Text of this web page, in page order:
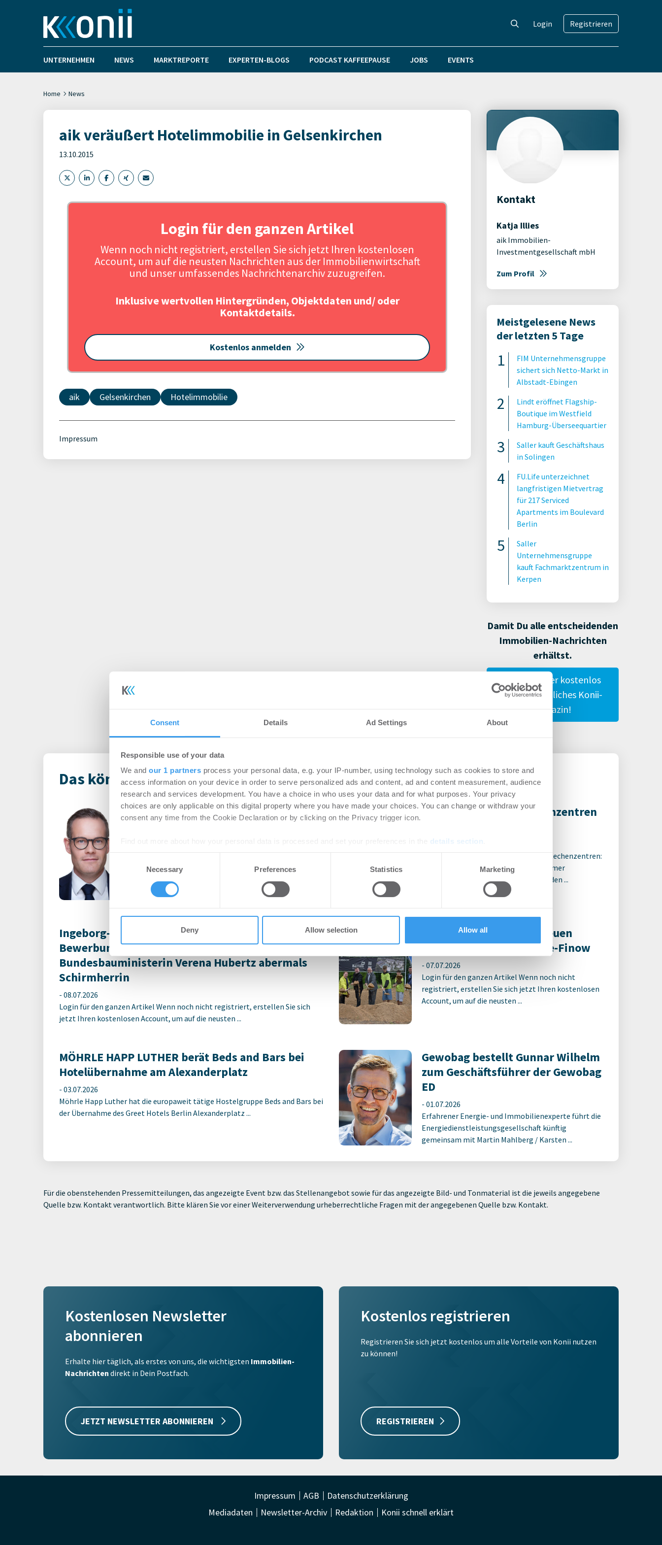
Consent Details Ad Settings About
Responsible use of your data
We and our 1 partners process your personal data, e.g. your IP-number, using technology such as cookies to store and
access information on your device in order to serve personalized ads and content, ad and content measurement, audience
research and services development. You have a choice in who uses your data and for what purposes. Your privacy
choices are only applicable on this digital property where you have made your choices. You can change or withdraw your
consent any time from the Cookie Declaration or by clicking on the Privacy trigger icon.
details section
We use cookies to personalise content and ads, to provide social media features and to analyse our traffic. We also share
other information that you’ve provided to them or that they’ve collected from your use of their services.
Necessary Preferences Statistics Marketing
Deny Allow selection Allow all
Login Registrieren
UNTERNEHMEN NEWS MARKTREPORTE EXPERTEN-BLOGS PODCAST KAFFEEPAUSE JOBS EVENTS
Home News
aik veräußert Hotelimmobilie in Gelsenkirchen
13.10.2015
Login für den ganzen Artikel
Wenn noch nicht registriert, erstellen Sie sich jetzt Ihren kostenlosen
Account, um auf die neusten Nachrichten aus der Immobilienwirtschaft
und unser umfassendes Nachrichtenarchiv zuzugreifen.
Inklusive wertvollen Hintergründen, Objektdaten und/ oder
Kontaktdetails.
Kostenlos anmelden
aik Gelsenkirchen Hotelimmobilie
Impressum
Kontakt
Katja Illies
aik Immobilien-
Investmentgesellschaft mbH
Zum Profil
Meistgelesene News
der letzten 5 Tage
FIM Unternehmensgruppe
sichert sich Netto-Markt in
Albstadt-Ebingen
Lindt eröffnet Flagship-
Boutique im Westfield
Hamburg-Überseequartier
Saller kauft Geschäftshaus
in Solingen
FU.Life unterzeichnet
langfristigen Mietvertrag
für 217 Serviced
Apartments im Boulevard
Berlin
Saller
Unternehmensgruppe
kauft Fachmarktzentrum in
Kerpen
Damit Du alle entscheidenden
Immobilien-Nachrichten
erhältst.
Gestalte hier kostenlos
Dein persönliches Konii-
Magazin!
Das könnte Dich auch interessieren
Principal Asset Management
ernennt Daniel Maric zum Leiter
Login für den ganzen Artikel Wenn noch nicht
registriert, erstellen Sie sich jetzt Ihren kostenlosen
Account, um auf die neusten ...
Rekordhitze setzt Rechenzentren
31.07.2026
Anhaltende Hitze wird zum Risiko für Rechenzentren:
Steigende Außentemperaturen und immer
leistungsfähigere IT-Systeme treiben den ...
Ingeborg-Warschke-Nachwuchspreis 2026 –
Bewerbung bis 2. August möglich –
Bundesbauministerin Verena Hubertz abermals
Schirmherrin
- 08.07.2026
Login für den ganzen Artikel Wenn noch nicht registriert, erstellen Sie sich
jetzt Ihren kostenlosen Account, um auf die neusten ...
Erster Spatenstich für neuen
Schulcampus Eberswalde-Finow
- 07.07.2026
Login für den ganzen Artikel Wenn noch nicht
registriert, erstellen Sie sich jetzt Ihren kostenlosen
Account, um auf die neusten ...
MÖHRLE HAPP LUTHER berät Beds and Bars bei
Hotelübernahme am Alexanderplatz
- 03.07.2026
Möhrle Happ Luther hat die europaweit tätige Hostelgruppe Beds and Bars bei
der Übernahme des Greet Hotels Berlin Alexanderplatz ...
Gewobag bestellt Gunnar Wilhelm
zum Geschäftsführer der Gewobag
ED
- 01.07.2026
Erfahrener Energie- und Immobilienexperte führt die
Energiedienstleistungsgesellschaft künftig
gemeinsam mit Martin Mahlberg / Karsten ...
Für die obenstehenden Pressemitteilungen, das angezeigte Event bzw. das Stellenangebot sowie für das angezeigte Bild- und Tonmaterial ist die jeweils angegebene
Quelle bzw. Kontakt verantwortlich. Bitte klären Sie vor einer Weiterverwendung urheberrechtliche Fragen mit der angegebenen Quelle bzw. Kontakt.
Kostenlosen Newsletter
abonnieren
Erhalte hier täglich, als erstes von uns, die wichtigsten Immobilien-
Nachrichten direkt in Dein Postfach.
JETZT NEWSLETTER ABONNIEREN
Kostenlos registrieren
Registrieren Sie sich jetzt kostenlos um alle Vorteile von Konii nutzen
zu können!
REGISTRIEREN
Impressum AGB
Datenschutzerklärung
Mediadaten
Newsletter-Archiv Redaktion Konii schnell erklärt